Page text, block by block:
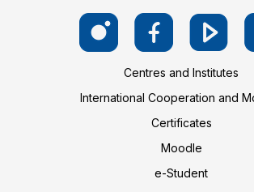
Centres and Institutes
International Cooperation and
Certificates
Moodle
e-Student